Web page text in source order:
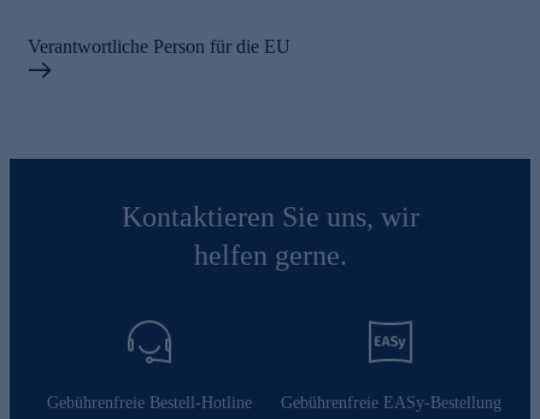
Verantwortliche Person für die EU
Kontaktieren Sie uns, wir
helfen gerne.
Gebührenfreie Bestell-Hotline Gebührenfreie EASy-Bestellung